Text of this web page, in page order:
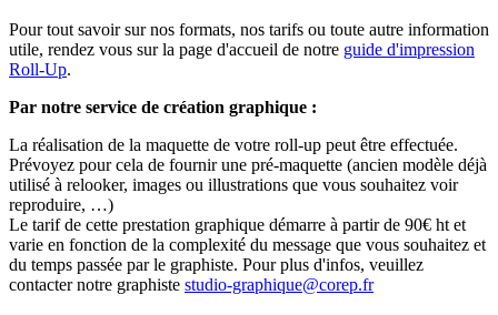
Pour tout savoir sur nos formats, nos tarifs ou toute autre information
utile, rendez vous sur la page d'accueil de notre guide d'impression
Roll-Up.
Par notre service de création graphique :
La réalisation de la maquette de votre roll-up peut être effectuée.
Prévoyez pour cela de fournir une pré-maquette (ancien modèle déjà
utilisé à relooker, images ou illustrations que vous souhaitez voir
reproduire, …)
Le tarif de cette prestation graphique démarre à partir de 90€ ht et
varie en fonction de la complexité du message que vous souhaitez et
du temps passée par le graphiste. Pour plus d'infos, veuillez
contacter notre graphiste studio-graphique@corep.fr